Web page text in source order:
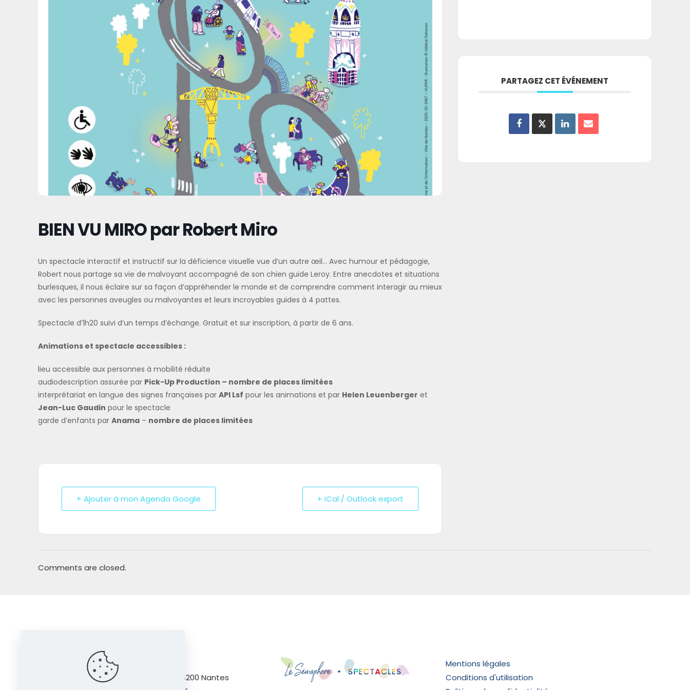
BIEN VU MIRO par Robert Miro
Un spectacle interactif et instructif sur la déficience visuelle vue d’un autre œil… Avec humour et pédagogie,
Robert nous partage sa vie de malvoyant accompagné de son chien guide Leroy. Entre anecdotes et situations
burlesques, il nous éclaire sur sa façon d’appréhender le monde et de comprendre comment interagir au mieux
avec les personnes aveugles ou malvoyantes et leurs incroyables guides à 4 pattes.
Spectacle d’1h20 suivi d’un temps d’échange. Gratuit et sur inscription, à partir de 6 ans.
Animations et spectacle accessibles :
lieu accessible aux personnes à mobilité réduite
audiodescription assurée par Pick-Up Production – nombre de places limitées
interprétariat en langue des signes françaises par API Lsf pour les animations et par Helen Leuenberger et
Jean-Luc Gaudin pour le spectacle
garde d’enfants par Anama – nombre de places limitées
+ Ajouter à mon Agenda Google + iCal / Outlook export
PARTAGEZ CET ÉVÉNEMENT
Comments are closed.
Salle Sémaphore
9 Boulevard Vincent Gâche, 44200 Nantes
Mentions légales
Conditions d'utilisation